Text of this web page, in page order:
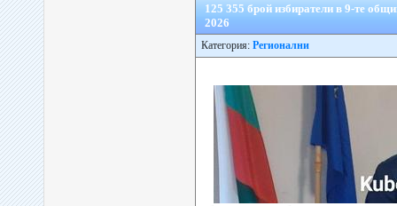
125 355 брой избиратели в 9-те
2026
Категория: Регионални